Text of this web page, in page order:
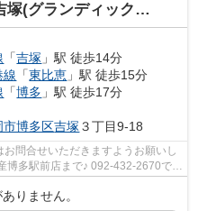
ンディックレイヨシヅカ)
「吉塚 」駅 徒歩14分
線 「東比恵 」駅 徒歩15分
「博多 」駅 徒歩17分
市博多区吉塚３丁目9-18
問合せいただきますようお願いし
博多駅前店まで♪ 092-432-2670で
りません。